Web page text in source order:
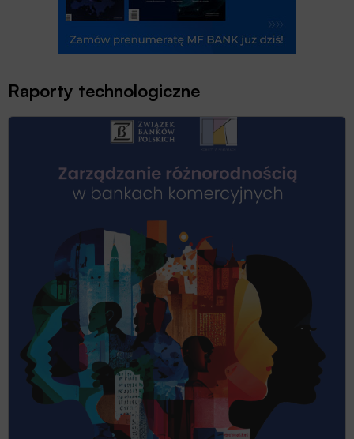
Raporty technologiczne